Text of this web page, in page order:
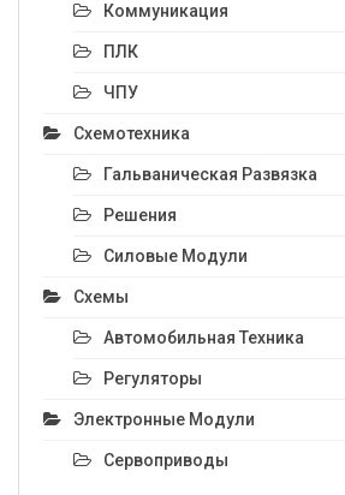
Коммуникация
ПЛК
ЧПУ
Схемотехника
Гальваническая Развязка
Решения
Силовые Модули
Схемы
Автомобильная Техника
Регуляторы
Электронные Модули
Сервоприводы